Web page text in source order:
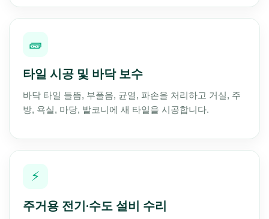
🧱
타일 시공 및 바닥 보수
바닥 타일 들뜸, 부풀음, 균열, 파손을 처리하고 거실, 주
방, 욕실, 마당, 발코니에 새 타일을 시공합니다.
⚡
주거용 전기·수도 설비 수리